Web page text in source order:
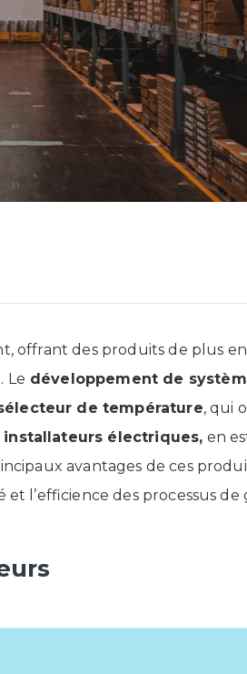
offrant des produits de plus
Le développement de
de température, qui
électriques, en
avantages de ces
l’efficience des processus de